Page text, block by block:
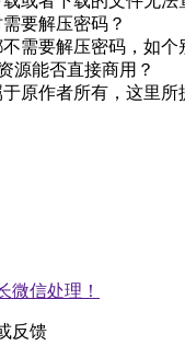
要解压密码？
需要解压密码，如
源能否直接商用？
原作者所有，这里
微信处理！
反馈